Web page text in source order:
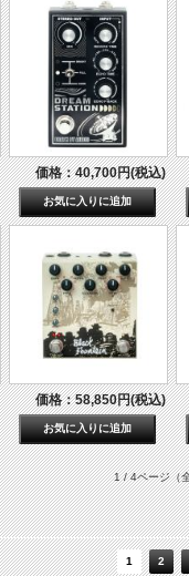
価格：40,700円(税込)
価格：58,850円(税込)
1 / 4ページ（
1 2